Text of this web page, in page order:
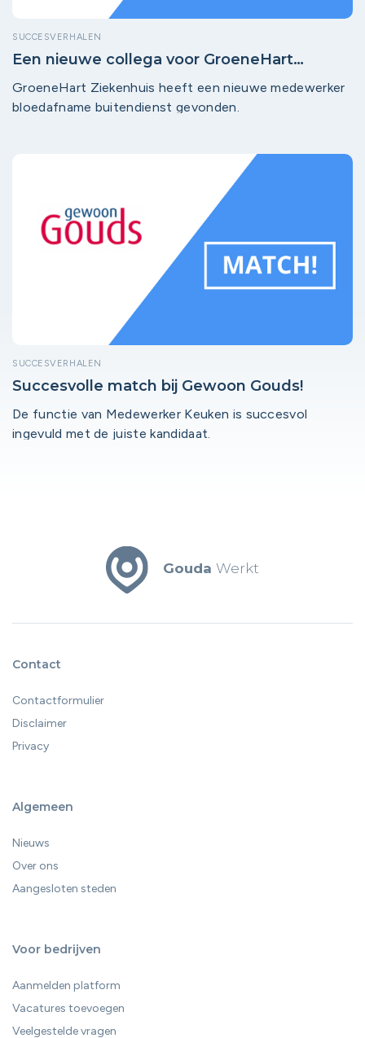
SUCCESVERHALEN
Een nieuwe collega voor GroeneHart
GroeneHart Ziekenhuis heeft een nieuwe medewerker
bloedafname buitendienst gevonden.
SUCCESVERHALEN
Succesvolle match bij Gewoon Gouds!
De functie van Medewerker Keuken is succesvol
ingevuld met de juiste kandidaat.
Gouda Werkt
Contact
Contactformulier
Disclaimer
Privacy
Algemeen
Nieuws
Over ons
Aangesloten steden
Voor bedrijven
Aanmelden platform
Vacatures toevoegen
Veelgestelde vragen